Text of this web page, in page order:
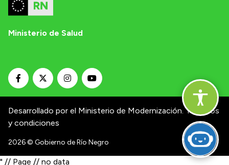
Ministerio de Salud
Desarrollado por el Ministerio de Modernización. Términos
y condiciones
2026© Gobierno de Río Negro
" // Page // no data